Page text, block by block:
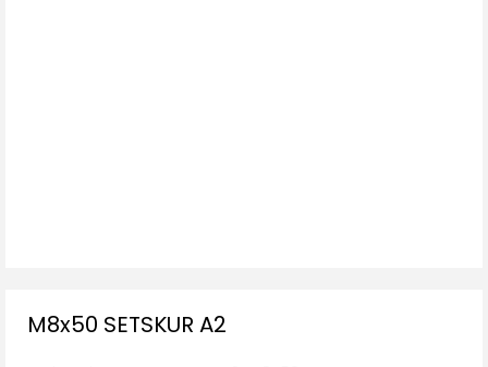
M8x50 SETSKUR A2